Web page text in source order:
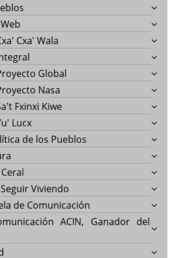
Cxa' Wala
Global
Nasa
Fxinxi Kiwe
Lucx
de los Pueblos
Viviendo
de Comunicación
ACIN, Ganador del